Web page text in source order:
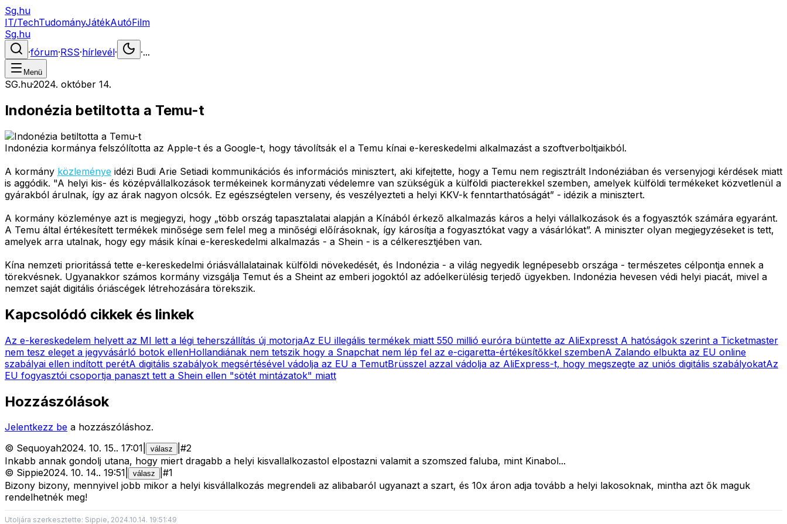
Sg.hu
IT/TechTudományJátékAutóFilm
Sg.hu
·fórum·RSS·hírlevél· ·...
Menü
SG.hu·2024. október 14.
Indonézia betiltotta a Temu-t
Indonézia kormánya felszólította az Apple-t és a Google-t, hogy távolítsák el a Temu kínai e-kereskedelmi alkalmazást a szoftverboltjaikból.
A kormány közleménye idézi Budi Arie Setiadi kommunikációs és információs minisztert, aki kifejtette, hogy a Temu nem regisztrált Indonéziában és versenyjogi kérdések miatt
is aggódik. "A helyi kis- és középvállalkozások termékeinek kormányzati védelemre van szükségük a külföldi piacterekkel szemben, amelyek külföldi termékeket közvetlenül a
gyárakból árulnak, így az árak nagyon olcsók. Ez egészségtelen verseny, és veszélyezteti a helyi KKV-k fenntarthatóságát” - idézik a minisztert.
A kormány közleménye azt is megjegyzi, hogy „több ország tapasztalatai alapján a Kínából érkező alkalmazás káros a helyi vállalkozások és a fogyasztók számára egyaránt.
A Temu által értékesített termékek minősége sem felel meg a minőségi előírásoknak, így károsítja a fogyasztókat vagy a vásárlókat”. A miniszter olyan megjegyzéseket is tett,
amelyek arra utalnak, hogy egy másik kínai e-kereskedelmi alkalmazás - a Shein - is a célkeresztjében van.
Kína nemzeti prioritássá tette e-kereskedelmi óriásvállalatainak külföldi növekedését, és Indonézia - a világ negyedik legnépesebb országa - természetes célpontja ennek a
törekvésnek. Ugyanakkor számos kormány vizsgálja Temut és a Sheint az emberi jogoktól az adóelkerülésig terjedő ügyekben. Indonézia hevesen védi helyi piacát, mivel a
nemzet saját digitális óriáscégek létrehozására törekszik.
Kapcsolódó cikkek és linkek
Az e-kereskedelem helyett az MI lett a légi teherszállítás új motorjaAz EU illegális termékek miatt 550 millió euróra büntette az AliExpresst A hatóságok szerint a Ticketmaster
nem tesz eleget a jegyvásárló botok ellenHollandiának nem tetszik hogy a Snapchat nem lép fel az e-cigaretta-értékesítőkkel szembenA Zalando elbukta az EU online
szabályai ellen indított perétA digitális szabályok megsértésével vádolja az EU a TemutBrüsszel azzal vádolja az AliExpress-t, hogy megszegte az uniós digitális szabályokatAz
EU fogyasztói csoportja panaszt tett a Shein ellen "sötét mintázatok" miatt
Hozzászólások
Jelentkezz be a hozzászóláshoz.
© Sequoyah2024. 10. 15.. 17:01 válasz #2
Inkabb annak gondolj utana, hogy miert dragabb a helyi kisvallalkozastol elpostazni valamit a szomszed faluba, mint Kinabol...
© Sippie2024. 10. 14.. 19:51 válasz #1
Bizony bizony, mennyivel jobb mikor a helyi kisvállalkozás megrendeli az alibabaról ugyanazt a szart, és 10x áron adja tovább a helyi lakosoknak, mintha azt ők maguk
rendelhetnék meg!
Utoljára szerkesztette: Sippie, 2024.10.14. 19:51:49